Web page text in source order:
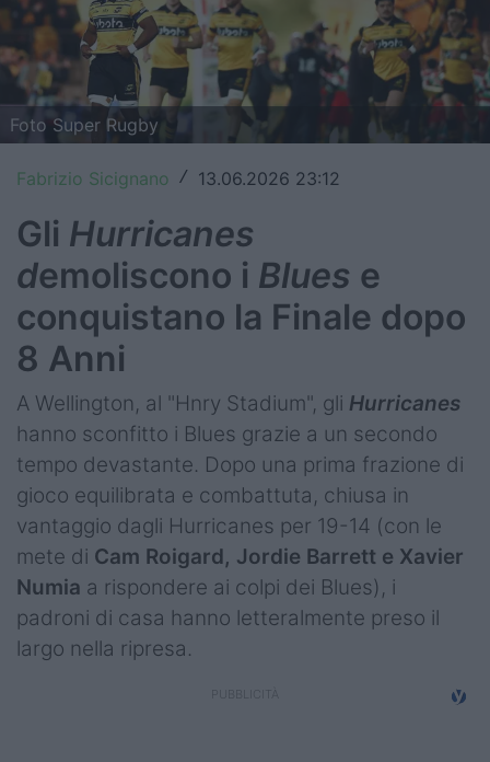
6 Nazioni
United Rugby Championship
Top14
Challenge Cup
World Rugby
Rugby World Cup
Super Rugby
Rugby in TV
Mercato
Serie A Elite
Campionati
Serie A
Foto Super Rugby
Fabrizio Sicignano / 13.06.2026 23:12
Gli Hurricanes
demoliscono i Blues e
conquistano la Finale dopo
8 Anni
A Wellington, al "Hnry Stadium", gli Hurricanes
hanno sconfitto i Blues grazie a un secondo
tempo devastante. Dopo una prima frazione di
gioco equilibrata e combattuta, chiusa in
vantaggio dagli Hurricanes per 19-14 (con le
mete di Cam Roigard, Jordie Barrett e Xavier
Numia a rispondere ai colpi dei Blues), i
padroni di casa hanno letteralmente preso il
largo nella ripresa.